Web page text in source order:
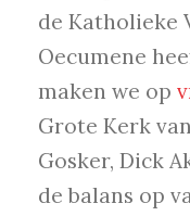
de Katholieke
Oecumene
maken we op
Grote Kerk
Gosker, Dick
de balans op